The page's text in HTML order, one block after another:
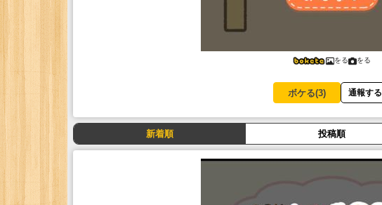
をる をる
ボケる(3) 通報する
新着順 投稿順